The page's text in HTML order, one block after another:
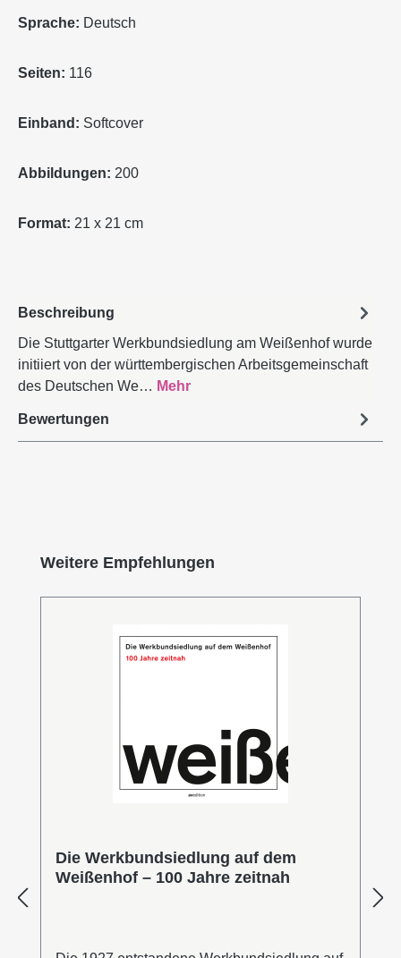
Sprache: Deutsch
Seiten: 116
Einband: Softcover
Abbildungen: 200
Format: 21 x 21 cm
Beschreibung
Die Stuttgarter Werkbundsiedlung am Weißenhof wurde
initiiert von der württembergischen Arbeitsgemeinschaft
des Deutschen We… Mehr
Bewertungen
Produktgalerie überspringen
Weitere Empfehlungen
Die Werkbundsiedlung auf dem
Weißenhof – 100 Jahre zeitnah